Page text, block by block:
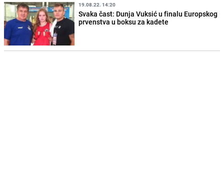
19.08.22. 14:20
Svaka čast: Dunja Vuksić u finalu Europskog
prvenstva u boksu za kadete